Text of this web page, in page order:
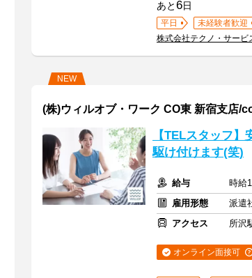
あと6日
平日 未経験者歓迎
株式会社テクノ・サービ
NEW
(株)ウィルオブ・ワーク CO東 新宿支店/
【TELスタッフ
駆け付けます(笑)
給与
時給
雇用形態
派遣
アクセス
所沢
オンライン面接可